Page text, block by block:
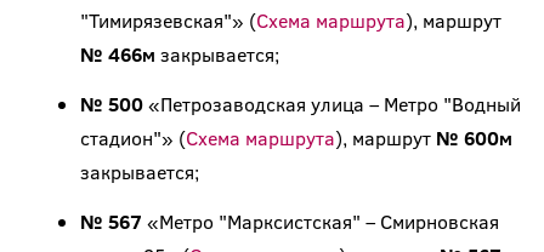
"Тимирязевская"» (Схема маршрута), маршрут
№ 466м закрывается;
№ 500«Петрозаводская улица – Метро "Водный
стадион"» (Схема маршрута), маршрут № 600м
закрывается;
№ 567 «Метро "Марксистская" – Смирновская